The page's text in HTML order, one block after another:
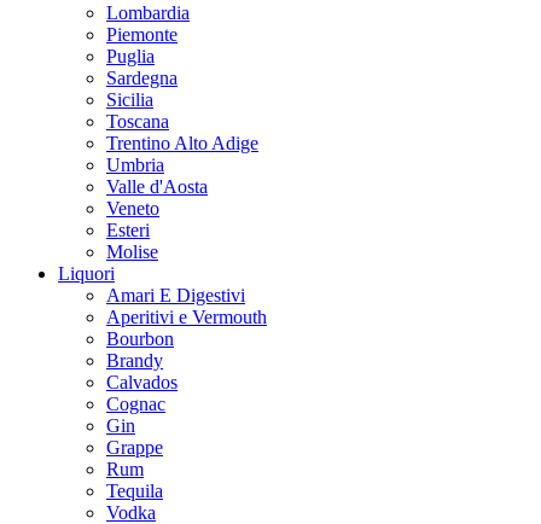
Lombardia
Piemonte
Puglia
Sardegna
Sicilia
Toscana
Trentino Alto Adige
Umbria
Valle d'Aosta
Veneto
Esteri
Molise
Liquori
Amari E Digestivi
Aperitivi e Vermouth
Bourbon
Brandy
Calvados
Cognac
Gin
Grappe
Rum
Tequila
Vodka